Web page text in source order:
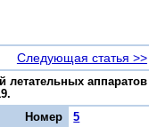
Следующая статья >>
Номер 5